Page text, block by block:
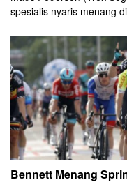
spesialis nyaris menang
Bennett Menang